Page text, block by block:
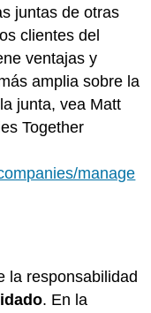
juntas de otras
clientes del
ventajas y
amplia sobre la
junta, vea Matt
Together
manage
la responsabilidad
. En la